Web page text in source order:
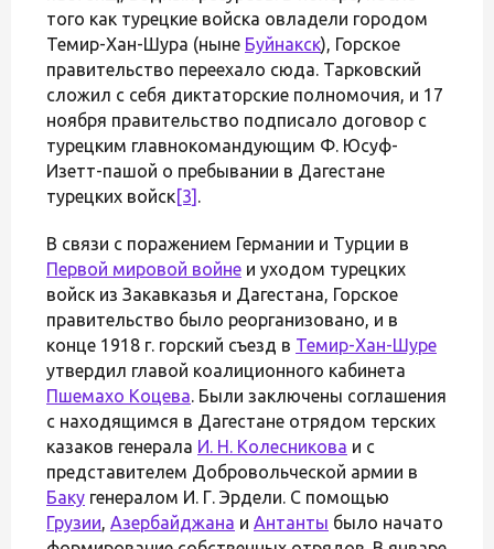
того как турецкие войска овладели городом
Темир-Хан-Шура (ныне Буйнакск), Горское
правительство переехало сюда. Тарковский
сложил с себя диктаторские полномочия, и 17
ноября правительство подписало договор с
турецким главнокомандующим Ф. Юсуф-
Изетт-пашой о пребывании в Дагестане
турецких войск[3] .
В связи с поражением Германии и Турции в
Первой мировой войне и уходом турецких
войск из Закавказья и Дагестана, Горское
правительство было реорганизовано, и в
конце 1918 г. горский съезд в Темир-Хан-Шуре
утвердил главой коалиционного кабинета
Пшемахо Коцева. Были заключены соглашения
с находящимся в Дагестане отрядом терских
казаков генерала И. Н. Колесникова и с
представителем Добровольческой армии в
Баку генералом И. Г. Эрдели. С помощью
Грузии, Азербайджана и Антанты было начато